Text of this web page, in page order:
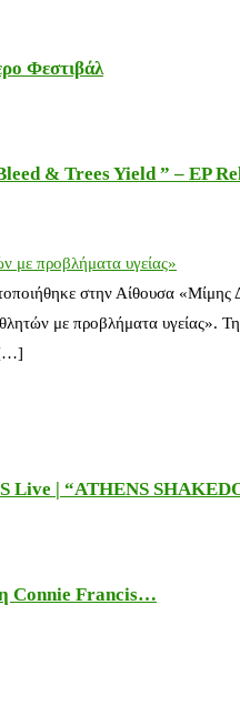
Φεστιβάλ
& Trees Yield ” – EP
με προβλήματα υγείας»
στην Αίθουσα
με προβλήματα υγείας».
[…]
Live | “ATHENS
Connie Francis…